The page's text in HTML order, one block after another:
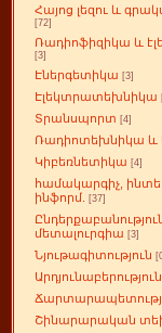
Հայոց լեզու և
[72]
Ռադիոֆիզիկա և
[3]
Էներգետիկա [3]
Էլեկտրատեխնիկա
Տրանսպորտ [4]
Ռադիոտեխնիկա և
Կիբեռնետիկա [4]
համակարգիչ,
ինֆորմ.
[37]
մետալուրգիա [3]
Նյութագիտություն
Արդյունաբերություն
Շինարարական